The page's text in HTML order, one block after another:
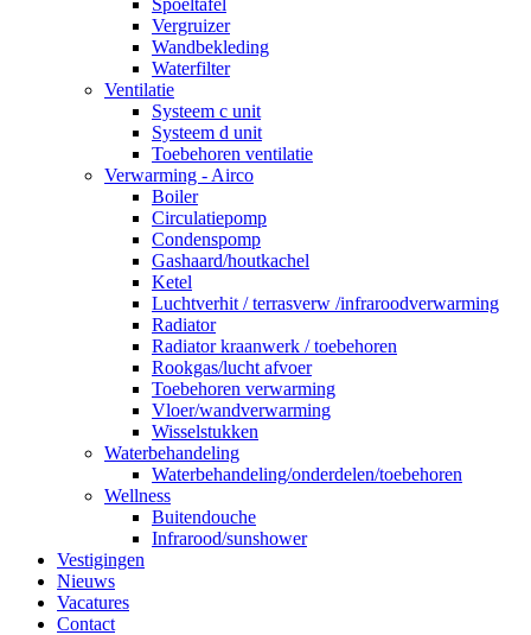
Spoeltafel
Vergruizer
Wandbekleding
Waterfilter
Ventilatie
Systeem c unit
Systeem d unit
Toebehoren ventilatie
Verwarming - Airco
Boiler
Circulatiepomp
Condenspomp
Gashaard/houtkachel
Ketel
Luchtverhit / terrasverw /infraroodverwarming
Radiator
Radiator kraanwerk / toebehoren
Rookgas/lucht afvoer
Toebehoren verwarming
Vloer/wandverwarming
Wisselstukken
Waterbehandeling
Waterbehandeling/onderdelen/toebehoren
Wellness
Buitendouche
Infrarood/sunshower
Vestigingen
Nieuws
Vacatures
Contact